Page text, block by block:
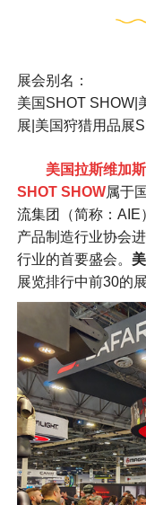
展会别名：
美国SHOT SHOW|
展|美国狩猎用品展
美国拉斯维加斯
SHOT SHOW属于
流集团（简称：AIE
产品制造行业协会
行业的首要盛会。
展览排行中前30的